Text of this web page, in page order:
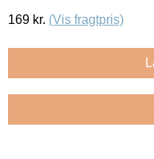
169 kr. (Vis fragtpris)